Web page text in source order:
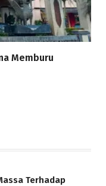
Memburu
Terhadap